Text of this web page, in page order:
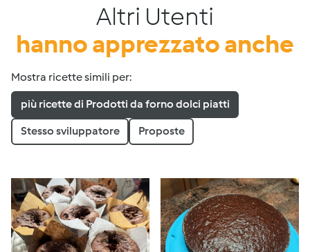
Altri Utenti
hanno apprezzato anche
Mostra ricette simili per:
più ricette di Prodotti da forno dolci piatti
Stesso sviluppatore Proposte